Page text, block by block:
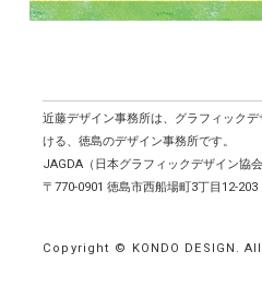
近藤デザイン事務所は、グラフィック
ける、徳島のデザイン事務所です。
JAGDA（日本グラフィックデザイン協
〒770-0901 徳島市西船場町3丁目12-
Copyright © KONDO DESIGN.